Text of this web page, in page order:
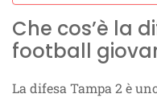
Che cos’è la
football
La difesa Tampa 2 è